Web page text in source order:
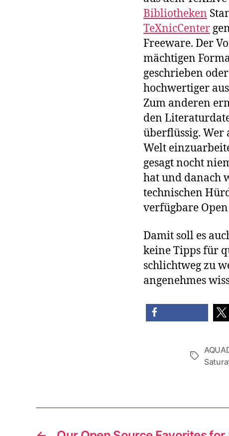
Bibliotheken
TeXnicCenter
Freeware. Der
mächtigen
geschrieben
hochwertiger
Zum anderen
den
überflüssig. Wer
Welt
gesagt nocht
hat und danach
technischen
verfügbare
Damit soll es
keine Tipps für
schlichtweg zu
angenehmes
Tags